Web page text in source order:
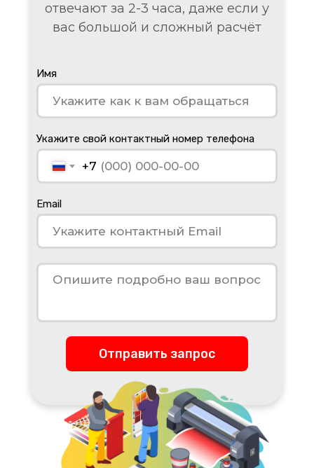
отвечают за 2-3 часа, даже если у
вас большой и сложный расчёт
Имя
Укажите свой контактный номер телефона
+7
Email
Отправить запрос